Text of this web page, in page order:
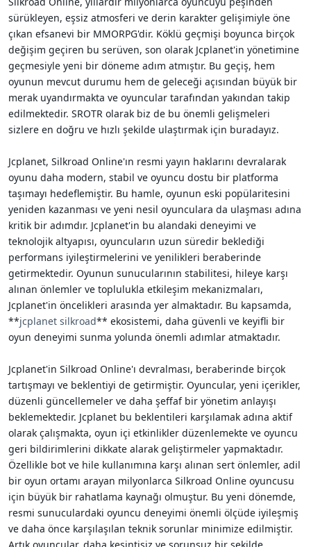
i
sürükleyen, eşsiz atmosferi ve derin karakter gelişimiyle öne
çıkan efsanevi bir MMORPG'dir. Köklü geçmişi boyunca birçok
değişim geçiren bu serüven, son olarak Jcplanet'in yönetimine
geçmesiyle yeni bir döneme adım atmıştır. Bu geçiş, hem
oyunun mevcut durumu hem de geleceği açısından büyük bir
merak uyandırmakta ve oyuncular tarafından yakından takip
edilmektedir. SROTR olarak biz de bu önemli gelişmeleri
sizlere en doğru ve hızlı şekilde ulaştırmak için buradayız.
Jcplanet, Silkroad Online'ın resmi yayın haklarını devralarak
oyunu daha modern, stabil ve oyuncu dostu bir platforma
taşımayı hedeflemiştir. Bu hamle, oyunun eski popülaritesini
yeniden kazanması ve yeni nesil oyunculara da ulaşması adına
kritik bir adımdır. Jcplanet'in bu alandaki deneyimi ve
teknolojik altyapısı, oyuncuların uzun süredir beklediği
performans iyileştirmelerini ve yenilikleri beraberinde
getirmektedir. Oyunun sunucularının stabilitesi, hileye karşı
alınan önlemler ve toplulukla etkileşim mekanizmaları,
Jcplanet'in öncelikleri arasında yer almaktadır. Bu kapsamda,
**jcplanet silkroad** ekosistemi, daha güvenli ve keyifli bir
oyun deneyimi sunma yolunda önemli adımlar atmaktadır.
Jcplanet'in Silkroad Online'ı devralması, beraberinde birçok
tartışmayı ve beklentiyi de getirmiştir. Oyuncular, yeni içerikler,
düzenli güncellemeler ve daha şeffaf bir yönetim anlayışı
beklemektedir. Jcplanet bu beklentileri karşılamak adına aktif
olarak çalışmakta, oyun içi etkinlikler düzenlemekte ve oyuncu
geri bildirimlerini dikkate alarak geliştirmeler yapmaktadır.
Özellikle bot ve hile kullanımına karşı alınan sert önlemler, adil
bir oyun ortamı arayan milyonlarca Silkroad Online oyuncusu
için büyük bir rahatlama kaynağı olmuştur. Bu yeni dönemde,
resmi sunuculardaki oyuncu deneyimi önemli ölçüde iyileşmiş
ve daha önce karşılaşılan teknik sorunlar minimize edilmiştir.